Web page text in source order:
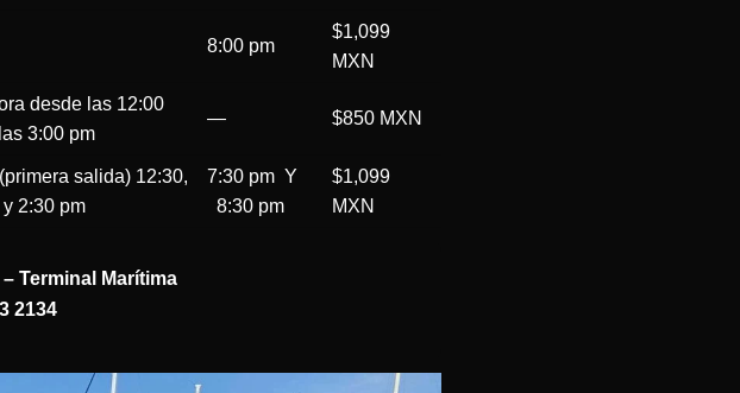
8:00 pm
$1,099
MXN
desde las 12:00
3:00 pm
— $850 MXN
salida) 12:30,
2:30 pm
7:30 pm Y
8:30 pm
$1,099
MXN
Terminal Marítima
2134